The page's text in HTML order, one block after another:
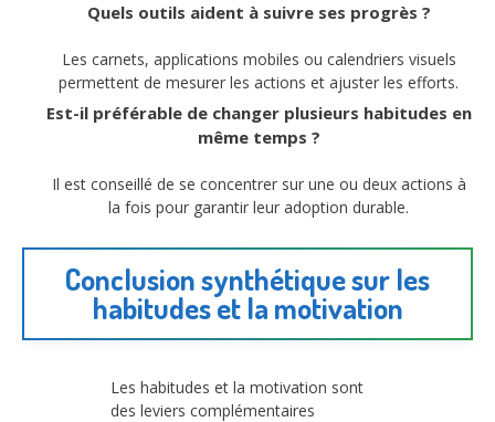
Quels outils aident à suivre ses progrès ?
Les carnets, applications mobiles ou calendriers visuels
permettent de mesurer les actions et ajuster les efforts.
Est-il préférable de changer plusieurs habitudes en
même temps ?
Il est conseillé de se concentrer sur une ou deux actions à
la fois pour garantir leur adoption durable.
Conclusion synthétique sur les
habitudes et la motivation
Les habitudes et la motivation sont
des leviers complémentaires